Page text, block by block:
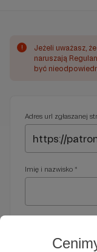
!
Jeżeli uważasz,
naruszają
być
Adres url zgłaszanej
Imię i nazwisko *